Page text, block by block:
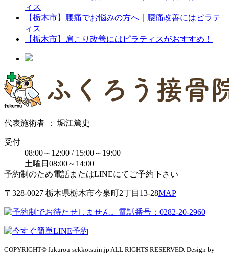
ィス
【栃木市】腰痛でお悩みの方へ｜腰痛改善にはピラテ
ィス
【栃木市】肩こり改善にはピラティスがおすすめ！
代表施術者 ： 堀江篤史
受付
08:00～12:00 / 15:00～19:00
土曜日08:00～14:00
予約制のため電話またはLINEにてご予約下さい
〒328-0027 栃⽊県栃⽊市今泉町2丁目13-28MAP
COPYRIGHT© fukurou-sekkotsuin.jp ALL RIGHTS RESERVED. Design by